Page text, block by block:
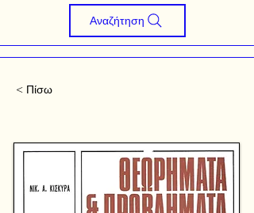
Αναζήτηση
< Πίσω